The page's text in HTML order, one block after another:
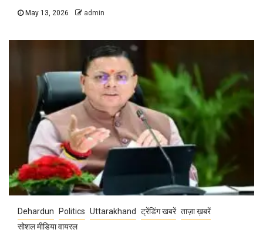
May 13, 2026 admin
Dehardun Politics Uttarakhand ट्रेंडिंग खबरें ताज़ा ख़बरें
सोशल मीडिया वायरल